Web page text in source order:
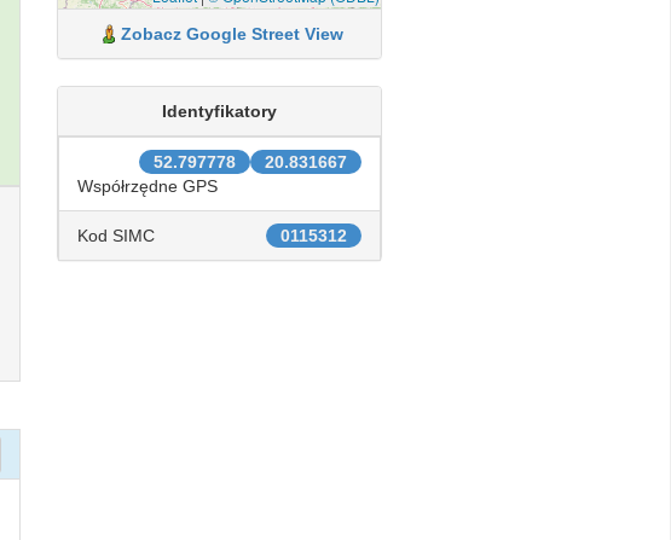
Zobacz Google Street View
Identyfikatory
20.831667
52.797778
Współrzędne GPS
0115312
Kod SIMC